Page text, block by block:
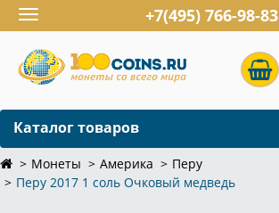
Toggle
navigation
+7(495) 766-98-83
Каталог товаров
Монеты Америка
Перу
Перу 2017 1 соль Очковый медведь